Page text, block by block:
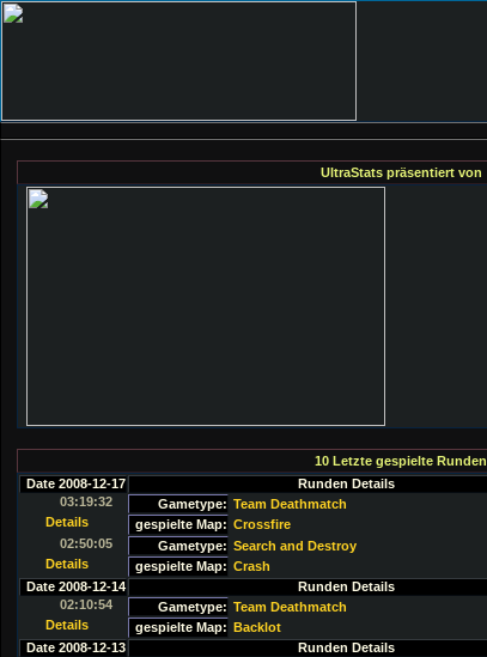
UltraStats präsentiert von
10 Letzte gespielte Runden
Date 2008-12-17
Runden Details
03:19:32
Gametype: Team Deathmatch
Details gespielte Map: Crossfire
02:50:05
Gametype: Search and Destroy
Details gespielte Map: Crash
Date 2008-12-14
Runden Details
02:10:54
Gametype: Team Deathmatch
Details gespielte Map: Backlot
Date 2008-12-13
Runden Details